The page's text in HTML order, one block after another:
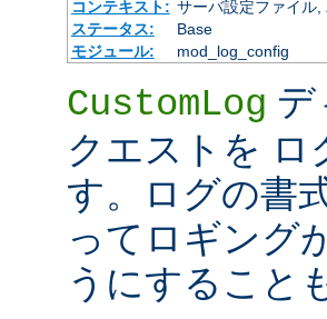
コンテキスト: サーバ設定ファイル,
ステータス:
Base
モジュール:
mod_log_config
CustomLog デ
クエストを ロ
す。ログの書
ってロギング
うにすること